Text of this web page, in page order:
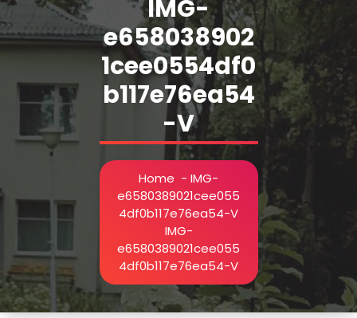
IMG-
e658038902
1cee0554df0
b117e76ea54
-V
Home - IMG-
e6580389021cee055
4df0b117e76ea54-V
IMG-
e6580389021cee055
4df0b117e76ea54-V